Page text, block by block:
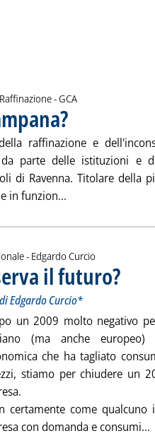
-di:
GCA
. Pubblicata venerdì 26
raffinazione e
parte delle istituzioni e
di Ravenna. Titolare della
in funzion...
- di:
Edgardo Curcio
il futuro?..
Edgardo Curcio*
un 2009 molto negativo
(ma anche
che ha tagliato
stiamo per chiudere un
certamente come qualcuno
con domanda e consumi...